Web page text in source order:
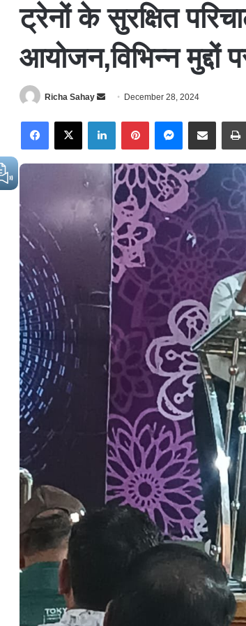
ट्रेनों के सुरक्षित
आयोजन,विभिन्न मुद्दों
Richa Sahay
d
a
e
m
a
December 28, 2024
X